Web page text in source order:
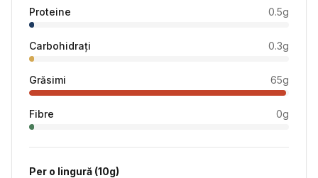
Proteine 0.5g
Carbohidrați 0.3g
Grăsimi 65g
Fibre 0g
Per o lingură (10g)